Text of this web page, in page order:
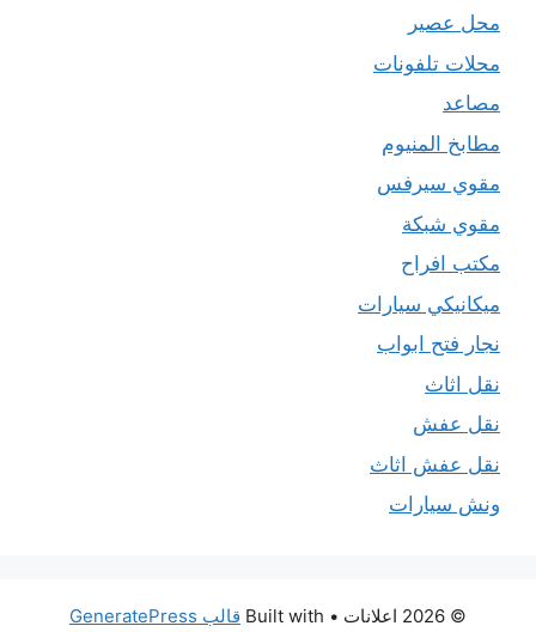
محل عصير
محلات تلفونات
مصاعد
مطابخ المنيوم
مقوي سيرفس
مقوي شبكة
مكتب افراح
ميكانيكي سيارات
نجار فتح ابواب
نقل اثاث
نقل عفش
نقل عفش اثاث
ونش سيارات
© 2026 اعلانات • Built with قالب GeneratePress